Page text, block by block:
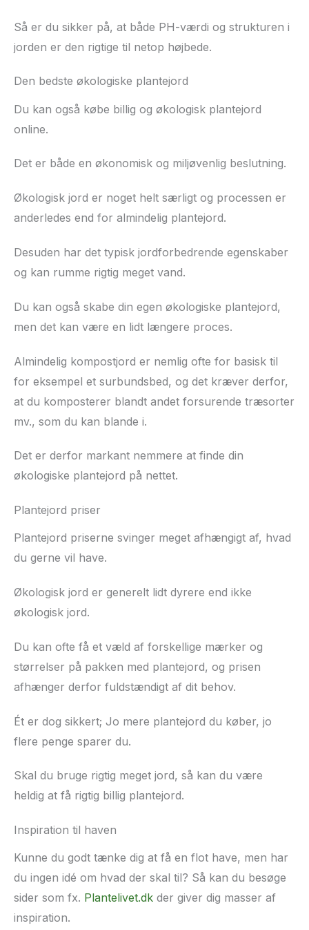
Så er du sikker på, at både PH-værdi og strukturen i
jorden er den rigtige til netop højbede.
Den bedste økologiske plantejord
Du kan også købe billig og økologisk plantejord
online.
Det er både en økonomisk og miljøvenlig beslutning.
Økologisk jord er noget helt særligt og processen er
anderledes end for almindelig plantejord.
Desuden har det typisk jordforbedrende egenskaber
og kan rumme rigtig meget vand.
Du kan også skabe din egen økologiske plantejord,
men det kan være en lidt længere proces.
Almindelig kompostjord er nemlig ofte for basisk til
for eksempel et surbundsbed, og det kræver derfor,
at du komposterer blandt andet forsurende træsorter
mv., som du kan blande i.
Det er derfor markant nemmere at finde din
økologiske plantejord på nettet.
Plantejord priser
Plantejord priserne svinger meget afhængigt af, hvad
du gerne vil have.
Økologisk jord er generelt lidt dyrere end ikke
økologisk jord.
Du kan ofte få et væld af forskellige mærker og
størrelser på pakken med plantejord, og prisen
afhænger derfor fuldstændigt af dit behov.
Ét er dog sikkert; Jo mere plantejord du køber, jo
flere penge sparer du.
Skal du bruge rigtig meget jord, så kan du være
heldig at få rigtig billig plantejord.
Inspiration til haven
Kunne du godt tænke dig at få en flot have, men har
du ingen idé om hvad der skal til? Så kan du besøge
sider som fx. Plantelivet.dk der giver dig masser af
inspiration.